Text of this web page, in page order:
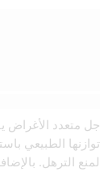
جل متعدد الأغراض
توازنها الطبيعي
لمنع الترهل.